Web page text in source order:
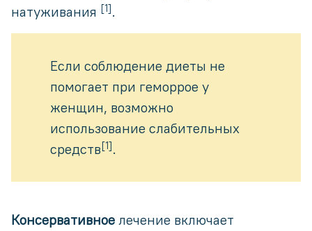
натуживания [1].
Если соблюдение диеты не
помогает при геморрое у
женщин, возможно
использование слабительных
средств[1].
Консервативное лечение включает